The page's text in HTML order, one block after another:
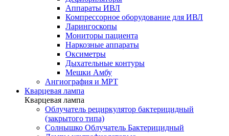
Аппараты ИВЛ
Компрессорное оборудование для ИВЛ
Ларингоскопы
Мониторы пациента
Наркозные аппараты
Оксиметры
Дыхательные контуры
Мешки Амбу
Ангиография и МРТ
Кварцевая лампа
Кварцевая лампа
Облучатель рециркулятор бактерицидный
(закрытого типа)
Солнышко Облучатель Бактерицидный